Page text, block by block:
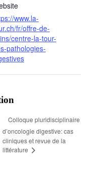
www.la-
fr/offre-de-
centre-la-tour-
pathologies-
Colloque pluridisciplinaire
d’oncologie digestive: cas
cliniques et revue de la
littérature